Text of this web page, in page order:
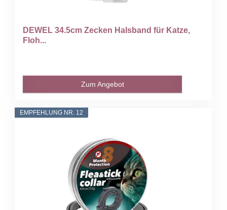
DEWEL 34.5cm Zecken Halsband für Katze,
Floh...
Zum Angebot
EMPFEHLUNG NR. 12